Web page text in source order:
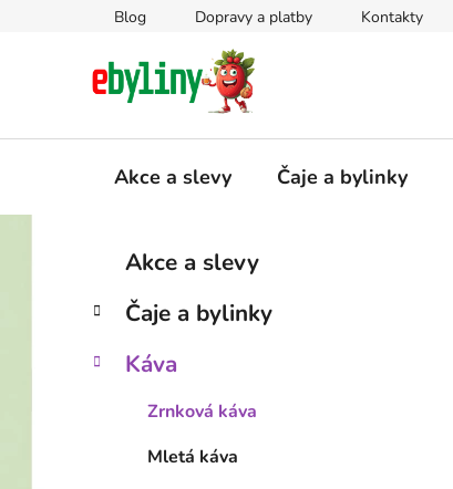
Blog Dopravy a platby Kontakty
Akce a slevy Čaje a bylinky
s
r
Přeskočit
kategorie
e
o
Akce a slevy
Čaje a bylinky
Káva
Zrnková káva
Mletá káva